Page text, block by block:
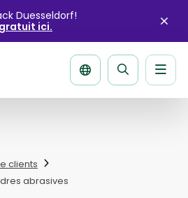
Duesseldorf!
ici.
La
clients
abrasives